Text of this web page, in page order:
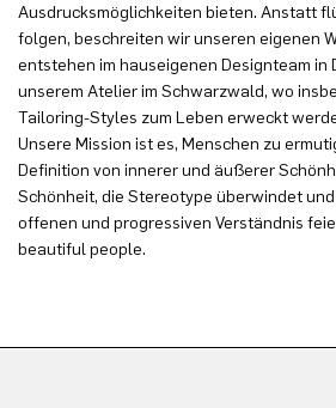
Ausdrucksmöglichkeiten bieten. Anstatt
folgen, beschreiten wir unseren eigenen
entstehen im hauseigenen Designteam in
unserem Atelier im Schwarzwald, wo
Tailoring-Styles zum Leben erweckt
Unsere Mission ist es, Menschen zu
Definition von innerer und äußerer
Schönheit, die Stereotype überwindet
offenen und progressiven Verständnis
beautiful people.